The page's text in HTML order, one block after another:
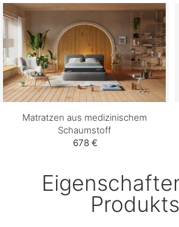
Matratzen aus medizinischem
Schaumstoff
678 €
Produkts